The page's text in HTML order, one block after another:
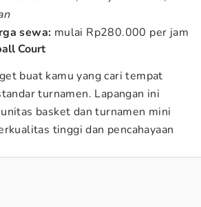
sewa: mulai Rp280.000 per jam
Court
buat kamu yang cari tempat
turnamen. Lapangan ini
basket dan turnamen mini
tinggi dan pencahayaan